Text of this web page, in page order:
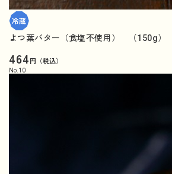
よつ葉バター（食塩不使用） （150g）
464円（税込）
No. 10